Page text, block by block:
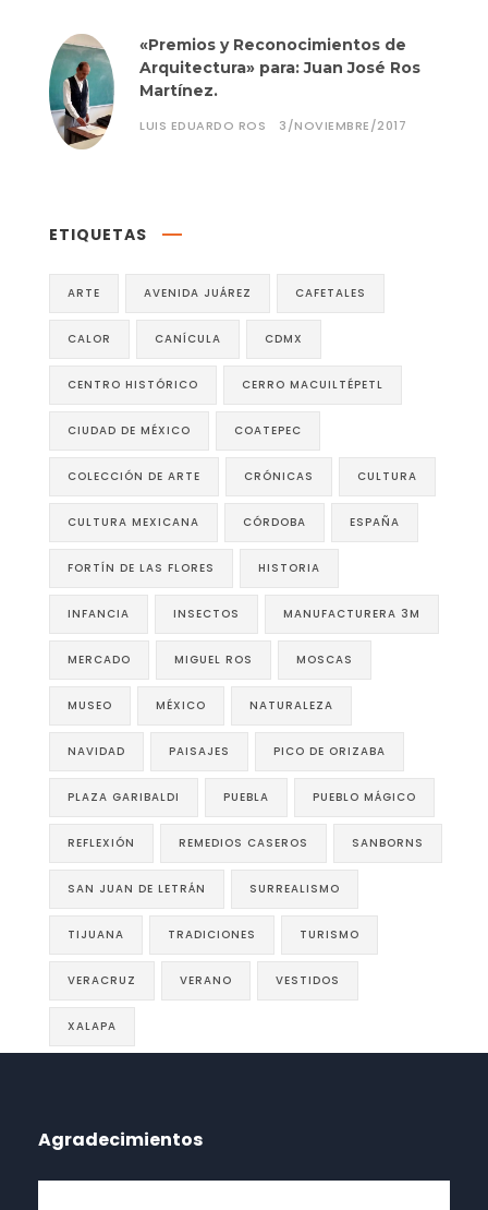
«Premios y Reconocimientos de
Arquitectura» para: Juan José Ros
Martínez.
LUIS EDUARDO ROS 3/NOVIEMBRE/2017
ETIQUETAS
ARTE AVENIDA JUÁREZ CAFETALES
CALOR CANÍCULA CDMX
CENTRO HISTÓRICO CERRO MACUILTÉPETL
CIUDAD DE MÉXICO COATEPEC
COLECCIÓN DE ARTE CRÓNICAS CULTURA
CULTURA MEXICANA CÓRDOBA ESPAÑA
FORTÍN DE LAS FLORES HISTORIA
INFANCIA INSECTOS MANUFACTURERA 3M
MERCADO MIGUEL ROS MOSCAS
MUSEO MÉXICO NATURALEZA
NAVIDAD PAISAJES PICO DE ORIZABA
PLAZA GARIBALDI PUEBLA PUEBLO MÁGICO
REFLEXIÓN REMEDIOS CASEROS SANBORNS
SAN JUAN DE LETRÁN SURREALISMO
TIJUANA TRADICIONES TURISMO
VERACRUZ VERANO VESTIDOS
XALAPA
Agradecimientos